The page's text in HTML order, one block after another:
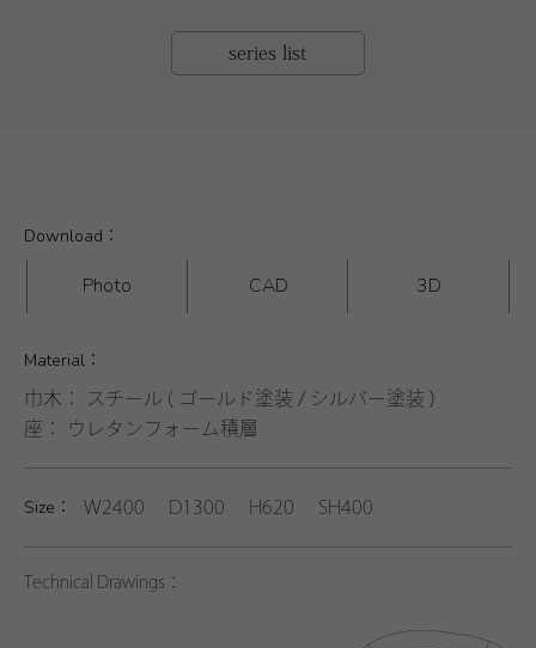
series list
Download：
Photo CAD 3D
Material：
巾木： スチール ( ゴールド塗装 / シルバー塗装 )
座： ウレタンフォーム積層
Size： W2400 D1300 H620 SH400
Technical Drawings：